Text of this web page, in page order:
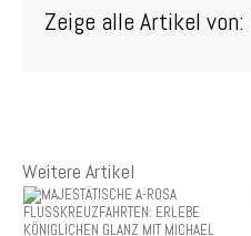
Zeige alle Artikel von:
Weitere Artikel